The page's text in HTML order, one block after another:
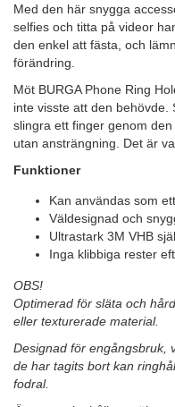
Med den här snygga
selfies och titta på videor
den enkel att fästa, och
förändring.
Möt BURGA Phone Ring
inte visste att den behövde.
slingra ett finger genom
utan ansträngning. Det är
Funktioner
Kan användas som
Väldesignad och
Ultrastark 3M VHB
Inga klibbiga rester
OBS!
Optimerad för släta och
eller texturerade material.
Designad för engångsbruk,
de har tagits bort kan
fodral.